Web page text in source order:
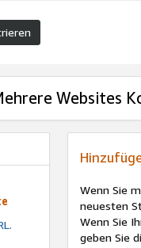
Websites
Wenn Sie
neuesten
Wenn Sie
geben Sie